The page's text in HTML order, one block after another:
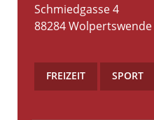
Schmiedgasse 4
88284Wolpertswende
FREIZEIT SPORT